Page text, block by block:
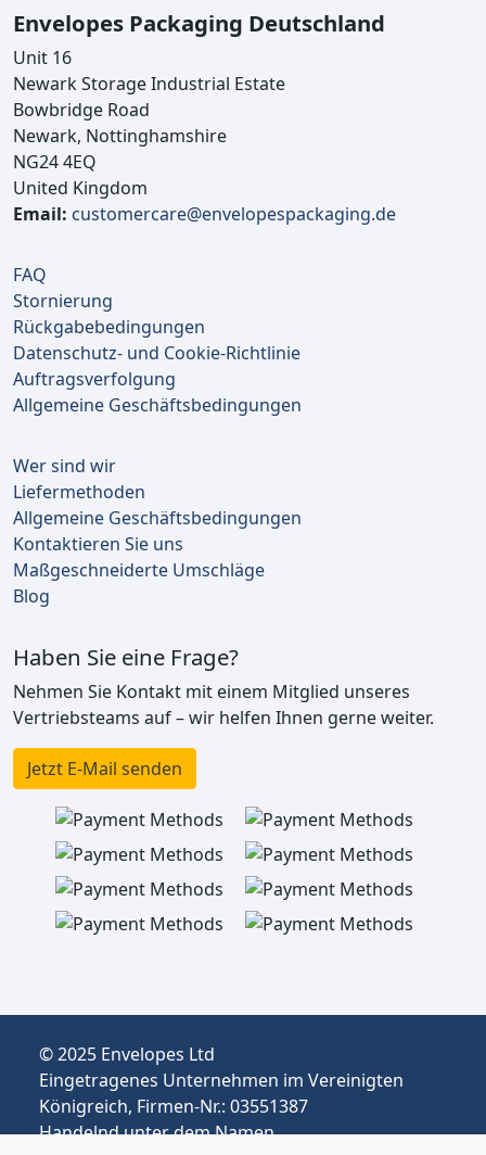
Envelopes Packaging Deutschland
Unit 16
Newark Storage Industrial Estate
Bowbridge Road
Newark, Nottinghamshire
NG24 4EQ
United Kingdom
Email: customercare@envelopespackaging.de
FAQ
Stornierung
Rückgabebedingungen
Datenschutz- und Cookie-Richtlinie
Auftragsverfolgung
Allgemeine Geschäftsbedingungen
Wer sind wir
Liefermethoden
Allgemeine Geschäftsbedingungen
Kontaktieren Sie uns
Maßgeschneiderte Umschläge
Blog
Haben Sie eine Frage?
Nehmen Sie Kontakt mit einem Mitglied unseres
Vertriebsteams auf – wir helfen Ihnen gerne weiter.
Jetzt E-Mail senden
© 2025 Envelopes Ltd
Eingetragenes Unternehmen im Vereinigten
Königreich, Firmen-Nr.: 03551387
Handelnd unter dem Namen